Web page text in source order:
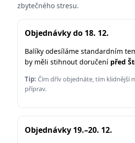
zbytečného stresu.
Objednávky do 18. 12.
Balíky odesíláme standardním
by měli stihnout doručení před
Tip: Čím dřív objednáte, tím klidnější
příprav.
Objednávky 19.–20. 12.